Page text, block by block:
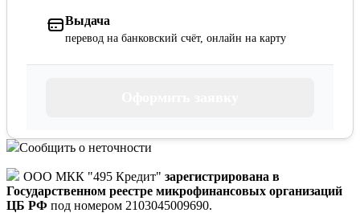
Выдача
перевод на банковский счёт, онлайн на карту
Сообщить о неточности
ООО МКК "495 Кредит" зарегистрирована в
Государственном реестре микрофинансовых организаций
ЦБ РФ под номером 2103045009690.